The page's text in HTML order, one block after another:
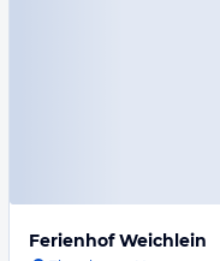
Ferienhof Weichlein